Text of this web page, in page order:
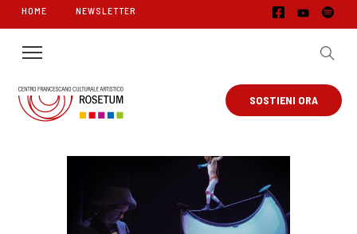
HOME NEWSLETTER
SOSTIENI ORA